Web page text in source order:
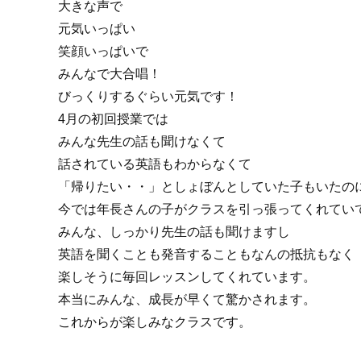
大きな声で
元気いっぱい
笑顔いっぱいで
みんなで大合唱！
びっくりするぐらい元気です！
4月の初回授業では
みんな先生の話も聞けなくて
話されている英語もわからなくて
「帰りたい・・」としょぼんとしていた子もいたの
今では年長さんの子がクラスを引っ張ってくれてい
みんな、しっかり先生の話も聞けますし
英語を聞くことも発音することもなんの抵抗もなく
楽しそうに毎回レッスンしてくれています。
本当にみんな、成長が早くて驚かされます。
これからが楽しみなクラスです。